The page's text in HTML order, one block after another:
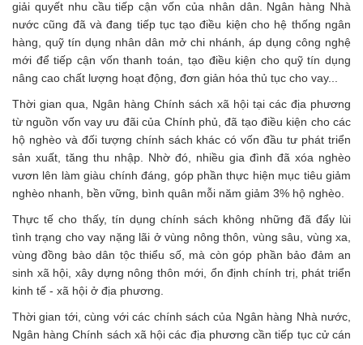
giải quyết nhu cầu tiếp cận vốn của nhân dân. Ngân hàng Nhà
nước cũng đã và đang tiếp tục tạo điều kiện cho hệ thống ngân
hàng, quỹ tín dụng nhân dân mở chi nhánh, áp dụng công nghệ
mới để tiếp cận vốn thanh toán, tạo điều kiện cho quỹ tín dụng
nâng cao chất lượng hoạt động, đơn giản hóa thủ tục cho vay...
Thời gian qua, Ngân hàng Chính sách xã hội tại các địa phương
từ nguồn vốn vay ưu đãi của Chính phủ, đã tạo điều kiện cho các
hộ nghèo và đối tượng chính sách khác có vốn đầu tư phát triển
sản xuất, tăng thu nhập. Nhờ đó, nhiều gia đình đã xóa nghèo
vươn lên làm giàu chính đáng, góp phần thực hiện mục tiêu giảm
nghèo nhanh, bền vững, bình quân mỗi năm giảm 3% hộ nghèo.
Thực tế cho thấy, tín dụng chính sách không những đã đẩy lùi
tình trạng cho vay nặng lãi ở vùng nông thôn, vùng sâu, vùng xa,
vùng đồng bào dân tộc thiểu số, mà còn góp phần bảo đảm an
sinh xã hội, xây dựng nông thôn mới, ổn định chính trị, phát triển
kinh tế - xã hội ở địa phương.
Thời gian tới, cùng với các chính sách của Ngân hàng Nhà nước,
Ngân hàng Chính sách xã hội các địa phương cần tiếp tục cử cán